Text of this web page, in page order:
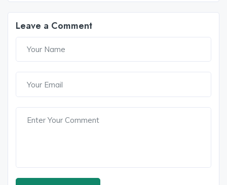
Leave a Comment